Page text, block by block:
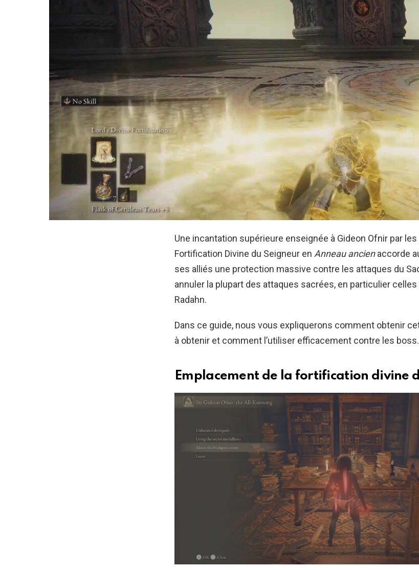
Une incantation supérieure enseignée à Gideon Ofnir par les
Fortification Divine du Seigneur en Anneau ancienaccorde
ses alliés une protection massive contre les attaques du
annuler la plupart des attaques sacrées, en particulier
Radahn.
Dans ce guide, nous vous expliquerons comment obtenir
à obtenir et comment l’utiliser efficacement contre les boss.
Emplacement de la fortification divine